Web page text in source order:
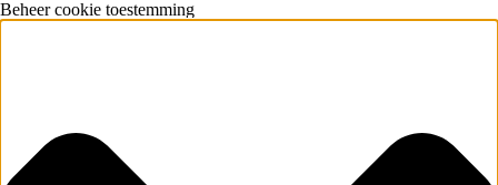
Beheer cookie toestemming